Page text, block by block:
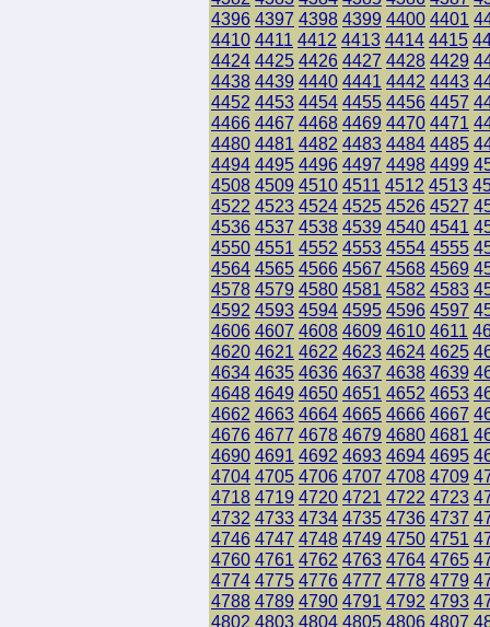
4396 4397 4398 4399 4400 4401
4410 4411 4412 4413 4414 4415
4424 4425 4426 4427 4428 4429
4438 4439 4440 4441 4442 4443
4452 4453 4454 4455 4456 4457
4466 4467 4468 4469 4470 4471
4480 4481 4482 4483 4484 4485
4494 4495 4496 4497 4498 4499
4508 4509 4510 4511 4512 4513
4522 4523 4524 4525 4526 4527
4536 4537 4538 4539 4540 4541
4550 4551 4552 4553 4554 4555
4564 4565 4566 4567 4568 4569
4578 4579 4580 4581 4582 4583
4592 4593 4594 4595 4596 4597
4606 4607 4608 4609 4610 4611
4620 4621 4622 4623 4624 4625
4634 4635 4636 4637 4638 4639
4648 4649 4650 4651 4652 4653
4662 4663 4664 4665 4666 4667
4676 4677 4678 4679 4680 4681
4690 4691 4692 4693 4694 4695
4704 4705 4706 4707 4708 4709
4718 4719 4720 4721 4722 4723
4732 4733 4734 4735 4736 4737
4746 4747 4748 4749 4750 4751
4760 4761 4762 4763 4764 4765
4774 4775 4776 4777 4778 4779
4788 4789 4790 4791 4792 4793
4802 4803 4804 4805 4806 4807